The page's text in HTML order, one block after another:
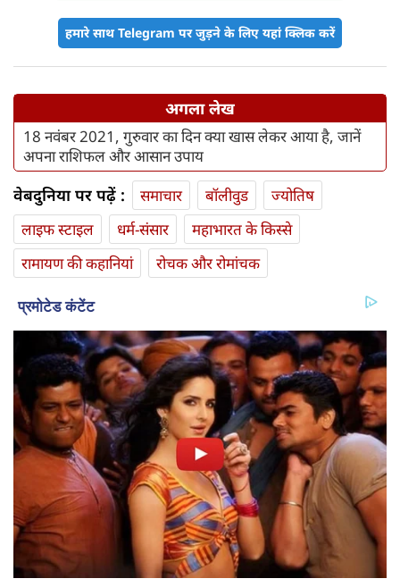
हमारे साथ Telegram पर जुड़ने के लिए यहां क्लिक करें
अगला लेख
18 नवंबर 2021, गुरुवार का दिन क्या खास लेकर आया है, जानें
अपना राशिफल और आसान उपाय
वेबदुनिया पर पढ़ें : समाचार बॉलीवुड
ज्योतिष
लाइफ स्‍टाइल
धर्म-संसार
महाभारत के किस्से
रामायण की कहानियां
रोचक और रोमांचक